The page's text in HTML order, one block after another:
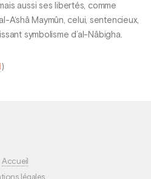
aussi ses libertés, comme
A‘shâ Maymûn, celui, sentencieux,
symbolisme d’al-Nâbigha.
)
Accueil